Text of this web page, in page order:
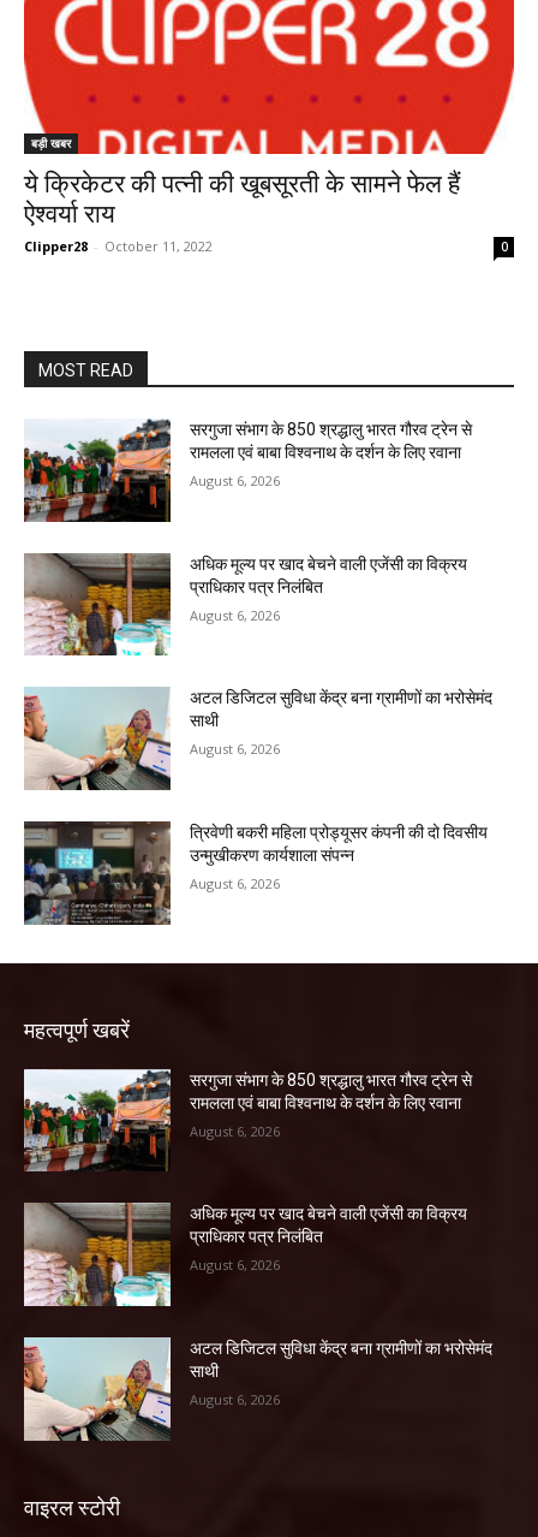
बड़ी खबर
ये क्रिकेटर की पत्नी की खूबसूरती के सामने फेल हैं
ऐश्वर्या राय
Clipper28 - October 11, 2022 0
MOST READ
सरगुजा संभाग के 850 श्रद्धालु भारत गौरव ट्रेन से
रामलला एवं बाबा विश्वनाथ के दर्शन के लिए रवाना
August 6, 2026
अधिक मूल्य पर खाद बेचने वाली एजेंसी का विक्रय
प्राधिकार पत्र निलंबित
August 6, 2026
अटल डिजिटल सुविधा केंद्र बना ग्रामीणों का भरोसेमंद
साथी
August 6, 2026
त्रिवेणी बकरी महिला प्रोड्यूसर कंपनी की दो दिवसीय
उन्मुखीकरण कार्यशाला संपन्न
August 6, 2026
महत्वपूर्ण खबरें
सरगुजा संभाग के 850 श्रद्धालु भारत गौरव ट्रेन से
रामलला एवं बाबा विश्वनाथ के दर्शन के लिए रवाना
August 6, 2026
अधिक मूल्य पर खाद बेचने वाली एजेंसी का विक्रय
प्राधिकार पत्र निलंबित
August 6, 2026
अटल डिजिटल सुविधा केंद्र बना ग्रामीणों का भरोसेमंद
साथी
August 6, 2026
वाइरल स्टोरी